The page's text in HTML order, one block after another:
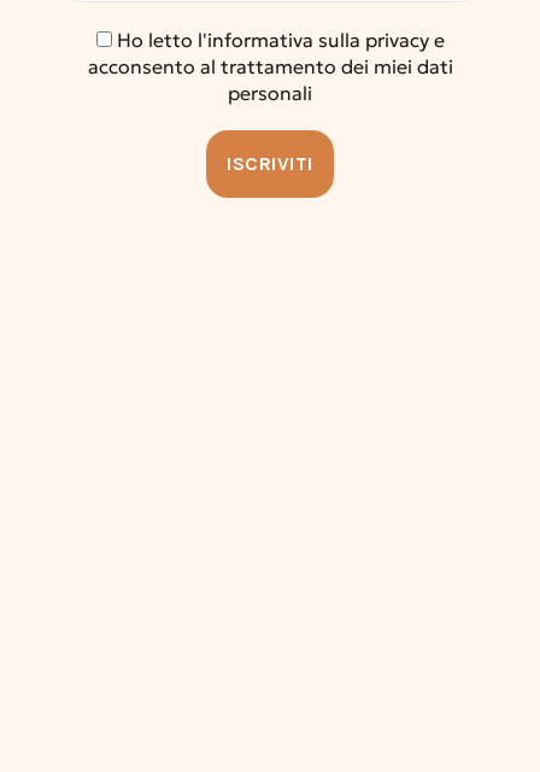
Ho letto l'informativa sulla privacy e
acconsento al trattamento dei miei dati
personali